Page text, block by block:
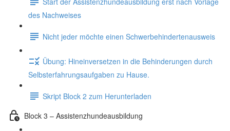
des Nachweises
Nicht jeder möchte einen Schwerbehindertenausweis
Übung: Hineinversetzen in die Behinderungen durch
Selbsterfahrungsaufgaben zu Hause.
Skript Block 2 zum Herunterladen
Block 3 – Assistenzhundeausbildung